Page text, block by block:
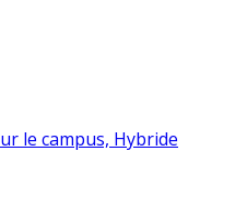
le campus, Hybride